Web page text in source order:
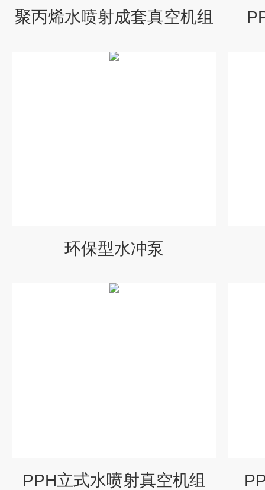
聚丙烯水喷射成套真空机组
环保型水冲泵
PPH立式水喷射真空机组